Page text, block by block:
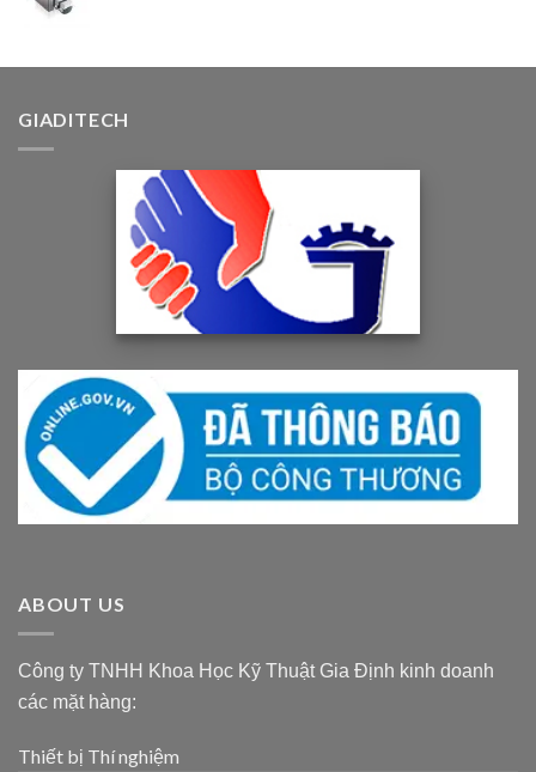
GIADITECH
ABOUT US
Công ty TNHH Khoa Học Kỹ Thuật Gia Định kinh doanh
các mặt hàng:
Thiết bị Thí nghiệm